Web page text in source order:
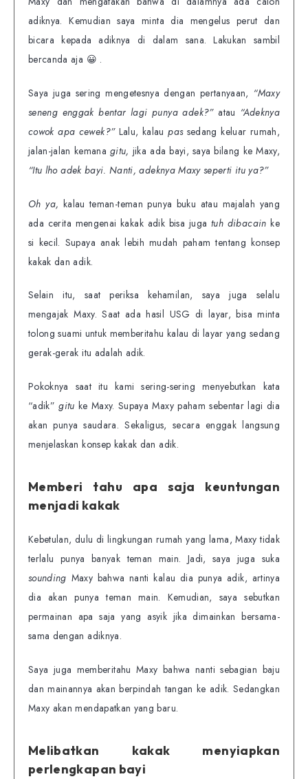
adiknya. Kemudian saya minta dia mengelus perut dan
bicara kepada adiknya di dalam sana. Lakukan sambil
bercanda aja 😀 .
Saya juga sering mengetesnya dengan pertanyaan, “Maxy
seneng enggak bentar lagi punya adek?”atau “Adeknya
cowok apa cewek?” Lalu, kalaupassedang keluar rumah,
jalan-jalan kemana gitu, jika ada bayi, saya bilang ke Maxy,
“Itu lho adek bayi. Nanti, adeknya Maxy seperti itu ya?”
Oh ya, kalau teman-teman punya buku atau majalah yang
ada cerita mengenai kakak adik bisa juga tuh dibacain ke
si kecil. Supaya anak lebih mudah paham tentang konsep
kakak dan adik.
Selain itu, saat periksa kehamilan, saya juga selalu
mengajak Maxy. Saat ada hasil USG di layar, bisa minta
tolong suami untuk memberitahu kalau di layar yang sedang
gerak-gerak itu adalah adik.
Pokoknya saat itu kami sering-sering menyebutkan kata
“adik”gituke Maxy. Supaya Maxy paham sebentar lagi dia
akan punya saudara. Sekaligus, secara enggak langsung
menjelaskan konsep kakak dan adik.
Memberi tahu apa saja keuntungan
menjadi kakak
Kebetulan, dulu di lingkungan rumah yang lama, Maxy tidak
terlalu punya banyak teman main. Jadi, saya juga suka
sounding Maxy bahwa nanti kalau dia punya adik, artinya
dia akan punya teman main. Kemudian, saya sebutkan
permainan apa saja yang asyik jika dimainkan bersama-
sama dengan adiknya.
Saya juga memberitahu Maxy bahwa nanti sebagian baju
dan mainannya akan berpindah tangan ke adik. Sedangkan
Maxy akan mendapatkan yang baru.
Melibatkan kakak menyiapkan
perlengkapan bayi